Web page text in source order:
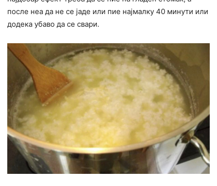
после неа да не се јаде или пие најмалку 40 минути или
додека убаво да се свари.